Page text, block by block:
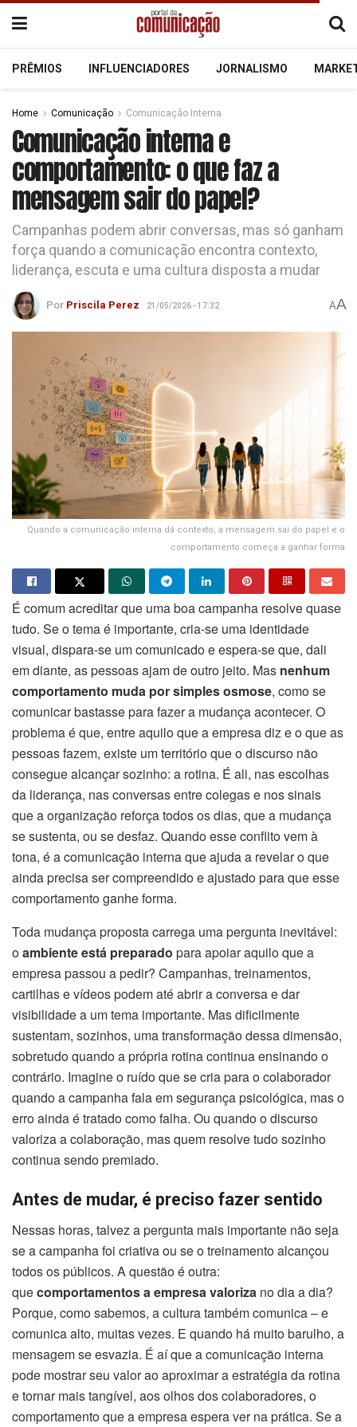
PRÊMIOS INFLUENCIADORES JORNALISMO
Home Comunicação Comunicação Interna
Comunicação interna e
comportamento: o que faz a
mensagem sair do papel?
Campanhas podem abrir conversas, mas só ganham
força quando a comunicação encontra contexto,
liderança, escuta e uma cultura disposta a mudar
Por Priscila Perez 21/05/2026 - 17:32 AA
Quando a comunicação interna dá contexto, a mensagem sai do papel e o
comportamento começa a ganhar forma
É comum acreditar que uma boa campanha resolve quase
tudo. Se o tema é importante, cria-se uma identidade
visual, dispara-se um comunicado e espera-se que, dali
em diante, as pessoas ajam de outro jeito. Mas nenhum
comportamento muda por simples osmose, como se
comunicar bastasse para fazer a mudança acontecer. O
problema é que, entre aquilo que a empresa diz e o que as
pessoas fazem, existe um território que o discurso não
consegue alcançar sozinho: a rotina. É ali, nas escolhas
da liderança, nas conversas entre colegas e nos sinais
que a organização reforça todos os dias, que a mudança
se sustenta, ou se desfaz. Quando esse conflito vem à
tona, é a comunicação interna que ajuda a revelar o que
ainda precisa ser compreendido e ajustado para que esse
comportamento ganhe forma.
Toda mudança proposta carrega uma pergunta inevitável:
oambiente está preparado para apoiar aquilo que a
empresa passou a pedir? Campanhas, treinamentos,
cartilhas e vídeos podem até abrir a conversa e dar
visibilidade a um tema importante. Mas dificilmente
sustentam, sozinhos, uma transformação dessa dimensão,
sobretudo quando a própria rotina continua ensinando o
contrário. Imagine o ruído que se cria para o colaborador
quando a campanha fala em segurança psicológica, mas o
erro ainda é tratado como falha. Ou quando o discurso
valoriza a colaboração, mas quem resolve tudo sozinho
continua sendo premiado.
Antes de mudar, é preciso fazer sentido
Nessas horas, talvez a pergunta mais importante não seja
se a campanha foi criativa ou se o treinamento alcançou
todos os públicos. A questão é outra:
quecomportamentos a empresa valoriza no dia a dia?
Porque, como sabemos, a cultura também comunica – e
comunica alto, muitas vezes. E quando há muito barulho, a
mensagem se esvazia. É aí que a comunicação interna
pode mostrar seu valor ao aproximar a estratégia da rotina
e tornar mais tangível, aos olhos dos colaboradores, o
comportamento que a empresa espera ver na prática. Se a